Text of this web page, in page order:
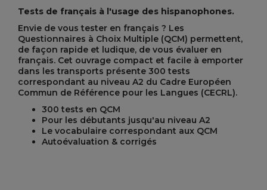
Tests de français à l'usage des hispanophones.
Envie de vous tester en français ? Les
Questionnaires à Choix Multiple (QCM) permettent,
de façon rapide et ludique, de vous évaluer en
français. Cet ouvrage compact et facile à emporter
dans les transports présente 300 tests
correspondant au niveau A2 du Cadre Européen
Commun de Référence pour les Langues (CECRL).
300 tests en QCM
Pour les débutants jusqu'au niveau A2
Le vocabulaire correspondant aux QCM
Autoévaluation & corrigés